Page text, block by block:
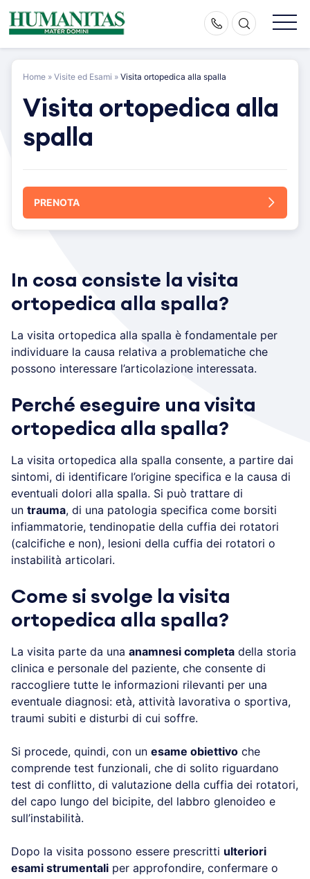
Skip
to
Home » Visite ed Esami » Visita ortopedica alla spalla
Visita ortopedica alla
spalla
PRENOTA
In cosa consiste la visita
ortopedica alla spalla?
La visita ortopedica alla spalla è fondamentale per
individuare la causa relativa a problematiche che
possono interessare l’articolazione interessata.
Perché eseguire una visita
ortopedica alla spalla?
La visita ortopedica alla spalla consente, a partire dai
sintomi, di identificare l’origine specifica e la causa di
eventuali dolori alla spalla. Si può trattare di
un trauma, di una patologia specifica come borsiti
infiammatorie, tendinopatie della cuffia dei rotatori
(calcifiche e non), lesioni della cuffia dei rotatori o
instabilità articolari.
Come si svolge la visita
ortopedica alla spalla?
La visita parte da una anamnesi completa della storia
clinica e personale del paziente, che consente di
raccogliere tutte le informazioni rilevanti per una
eventuale diagnosi: età, attività lavorativa o sportiva,
traumi subiti e disturbi di cui soffre.
Si procede, quindi, con un esame obiettivo che
comprende test funzionali, che di solito riguardano
test di conflitto, di valutazione della cuffia dei rotatori,
del capo lungo del bicipite, del labbro glenoideo e
sull’instabilità.
Dopo la visita possono essere prescritti ulteriori
esami strumentali per approfondire, confermare o